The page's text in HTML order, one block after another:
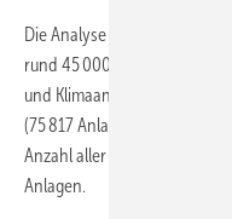
Die Analyse anonymisierter
rund 45 000
und Klimaanlagen hat
(75 817 Anlagen) stellen die
Anzahl aller Systeme, gefolgt
Anlagen.